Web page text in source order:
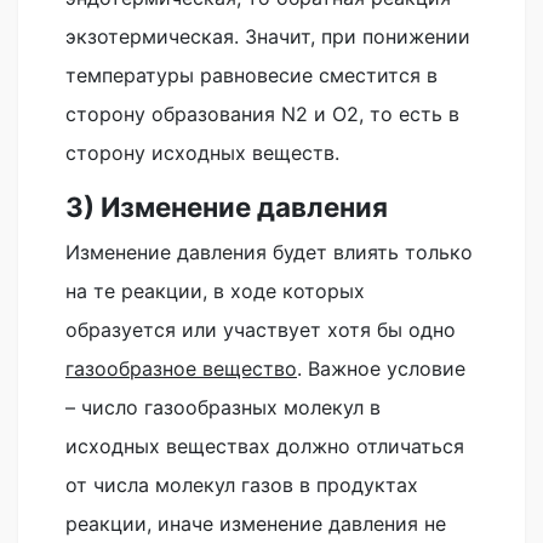
экзотермическая. Значит, при понижении
температуры равновесие сместится в
сторону образования N2 и O2, то есть в
сторону исходных веществ.
3) Изменение давления
Изменение давления будет влиять только
на те реакции, в ходе которых
образуется или участвует хотя бы одно
газообразное вещество. Важное условие
– число газообразных молекул в
исходных веществах должно отличаться
от числа молекул газов в продуктах
реакции, иначе изменение давления не